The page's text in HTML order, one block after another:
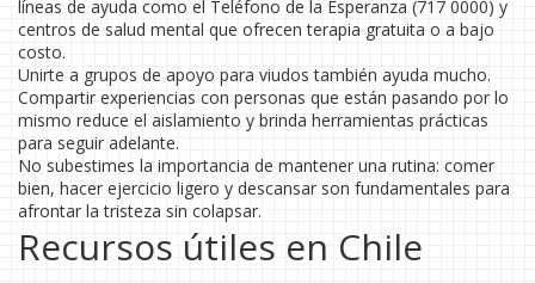
líneas de ayuda como el Teléfono de la Esperanza (717 0000) y
centros de salud mental que ofrecen terapia gratuita o a bajo
costo.
Unirte a grupos de apoyo para viudos también ayuda mucho.
Compartir experiencias con personas que están pasando por lo
mismo reduce el aislamiento y brinda herramientas prácticas
para seguir adelante.
No subestimes la importancia de mantener una rutina: comer
bien, hacer ejercicio ligero y descansar son fundamentales para
afrontar la tristeza sin colapsar.
Recursos útiles en Chile